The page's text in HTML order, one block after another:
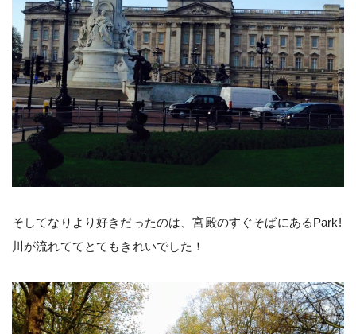
そしてなりより好きだったのは、宮殿のすぐそばにあるPark!
川が流れててとてもきれいでした！